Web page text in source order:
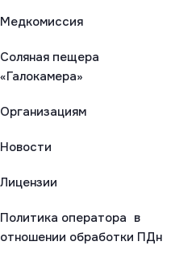
Медкомиссия
Соляная пещера
«Галокамера»
Организациям
Новости
Лицензии
Политика оператора в
отношении обработки ПДн